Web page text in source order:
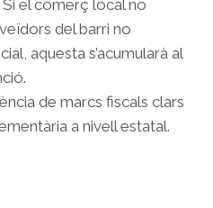
el comerç local no
del barri no
aquesta s’acumularà al
de marcs fiscals clars
a nivell estatal.